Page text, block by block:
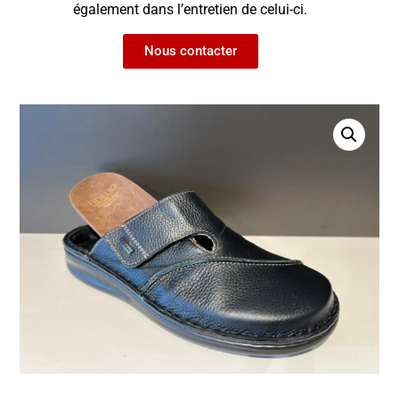
également dans l’entretien de celui-ci.
Nous contacter